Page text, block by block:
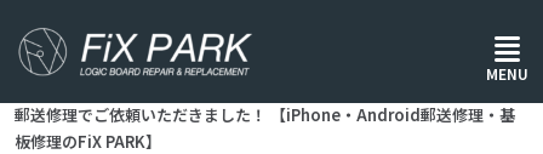
MENU
ホーム/ 修理レポート/
iPhone６ｓ、アイフォン７のガラス割れ、液晶不良で福岡、京都から
郵送修理でご依頼いただきました！ 【iPhone・Android郵送修理・基
板修理のFiX PARK】